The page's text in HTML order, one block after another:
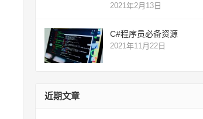
2021年2月13日
C#程序员必备资源
2021年11月22日
近期文章